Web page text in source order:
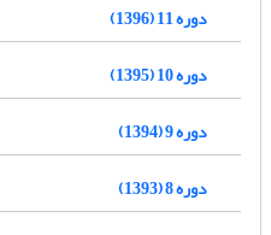
دوره 11 (1396)
دوره 10 (1395)
دوره 9 (1394)
دوره 8 (1393)